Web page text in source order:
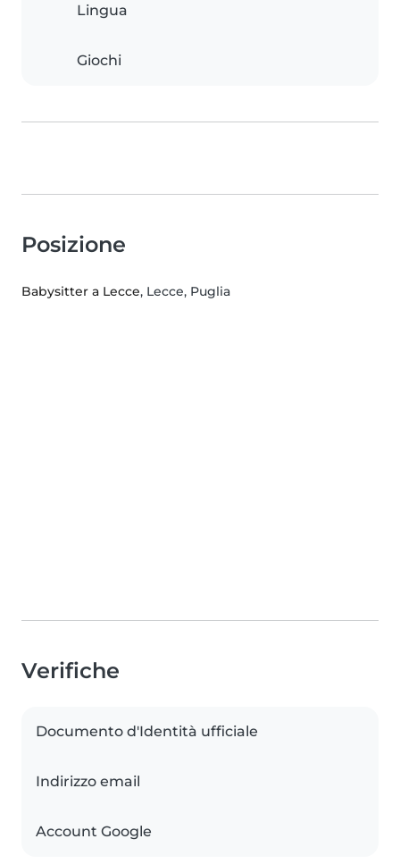
Lingua
Giochi
Posizione
Babysitter a Lecce, Lecce, Puglia
Verifiche
Documento d'Identità ufficiale
Indirizzo email
Account Google